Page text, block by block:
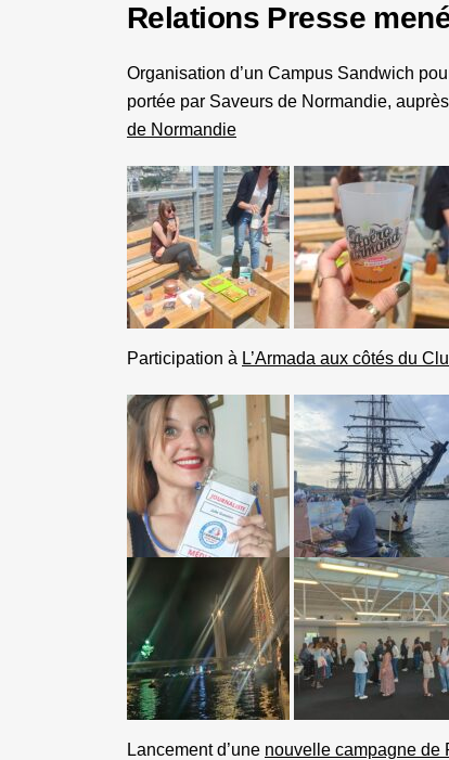
Relations Presse
Organisation d’un Campus Sandwich
portée par Saveurs de Normandie,
de Normandie
Participation à L’Armada aux côtés du
Lancement d’une nouvelle campagne de